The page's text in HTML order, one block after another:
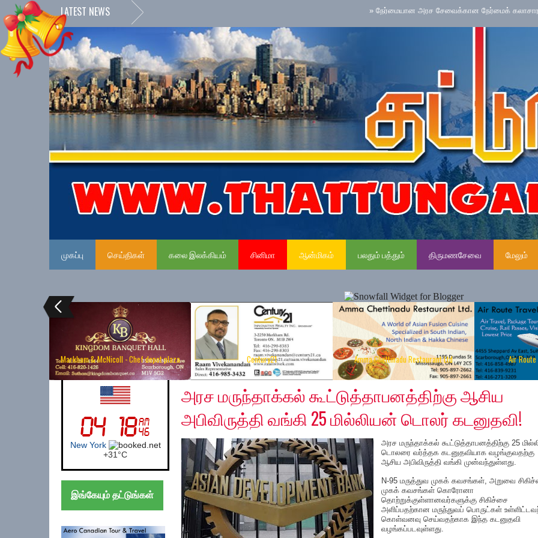
LATEST NEWS நேர்மையான அரச சேவைக்கான நேர்மைக் கலாசாரம் தேசிய
முகப்பு செய்திகள் கலை இலக்கியம் சினிமா ஆன்மிகம் பலதும் பத்தும் திருமணசேவை மேலும்
Markham & McNicoll - Chef depot plaza Century21 Amma Chettinadu Restaurant Ltd Air
UK (London)
London
+21°C
இங்கேயும் தட்டுங்கள்
Thursday, May 7, 2020
அரச மருந்தாக்கல் கூட்டுத்தாபனத்திற்கு ஆசிய
அபிவிருத்தி வங்கி 25 மில்லியன் டொலர் கடனுதவி!
அரச மருந்தாக்கல் கூட்டுத்தாபனத்திற்கு 25
டொலரை வர்த்தக கடனுதவியாக வழங்குவதற்கு
ஆசிய அபிவிருத்தி வங்கி முன்வந்துள்ளது.
N-95 மருத்துவ முகக் கவசங்கள், அறுவை
முகக் கவசங்கள் கொரோனா
தொற்றுக்குள்ளானவர்களுக்கு சிகிச்சை
அளிப்பதற்கான மருந்துவப் பொருட்கள்
கொள்வனவு செய்வதற்காக இந்த கடனுதவி
வழங்கப்படவுள்ளது.